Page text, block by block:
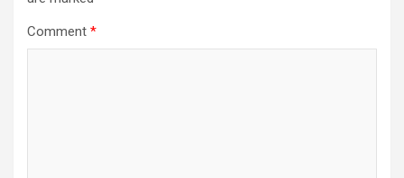
Comment *